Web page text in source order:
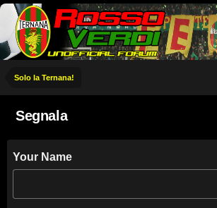
Solo la Ternana!
Segnala
Your Name